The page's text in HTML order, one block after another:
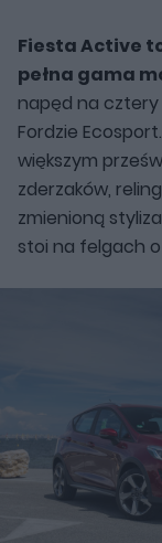
Fiesta Active
pełna gama
napęd na
Fordzie
większym
zderzaków,
zmienioną
stoi na felgach o